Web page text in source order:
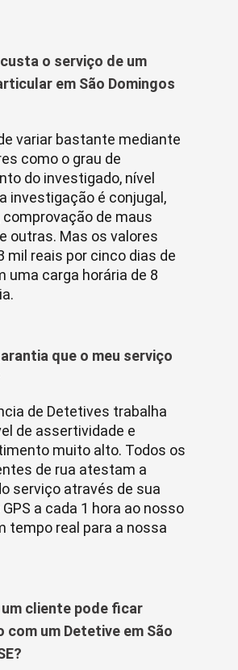
o serviço de um
em São Domingos
variar bastante mediante
como o grau de
do investigado, nível
investigação é conjugal,
de maus
outras. Mas os valores
mil reais por cinco dias de
uma carga horária de 8
que o meu serviço
de Detetives trabalha
de assertividade e
muito alto. Todos os
de rua atestam a
serviço através de sua
a cada 1 hora ao nosso
tempo real para a nossa
um cliente pode ficar
um Detetive em São